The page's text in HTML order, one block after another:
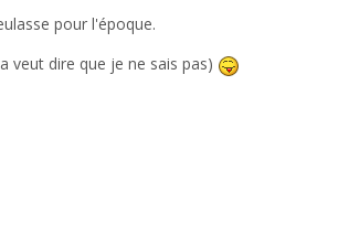
pour l'époque.
veut dire que je ne sais pas)